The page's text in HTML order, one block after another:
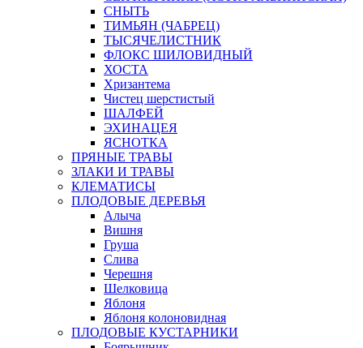
СНЫТЬ
ТИМЬЯН (ЧАБРЕЦ)
ТЫСЯЧЕЛИСТНИК
ФЛОКС ШИЛОВИДНЫЙ
ХОСТА
Хризантема
Чистец шерстистый
ШАЛФЕЙ
ЭХИНАЦЕЯ
ЯСНОТКА
ПРЯНЫЕ ТРАВЫ
ЗЛАКИ И ТРАВЫ
КЛЕМАТИСЫ
ПЛОДОВЫЕ ДЕРЕВЬЯ
Алыча
Вишня
Груша
Слива
Черешня
Шелковица
Яблоня
Яблоня колоновидная
ПЛОДОВЫЕ КУСТАРНИКИ